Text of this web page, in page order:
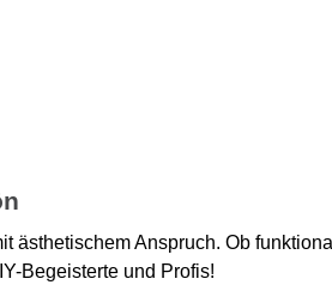
ästhetischem Anspruch. Ob
Begeisterte und Profis!